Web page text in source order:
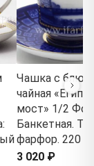
Чашка с
чайная
мост» 1/2
Банкетная.
фарфор. 220
3 020 ₽